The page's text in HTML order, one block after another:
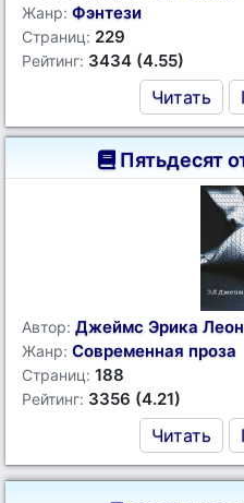
Жанр: Фэнтези
Страниц: 229
Рейтинг: 3434 (4.55)
Читать
Пятьдесят
Автор: Джеймс Эрика
Жанр: Современная проза
Страниц: 188
Рейтинг: 3356 (4.21)
Читать